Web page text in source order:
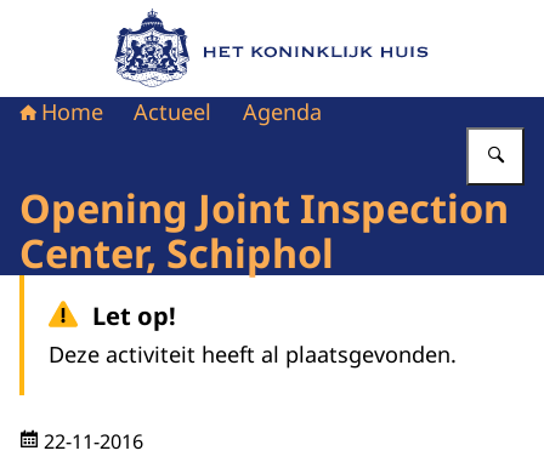
Naar de homepage van Het Koninklijk Huis
Home Actueel Agenda
Opening Joint Inspection
Center, Schiphol
Let op!
Deze activiteit heeft al plaatsgevonden.
22-11-2016